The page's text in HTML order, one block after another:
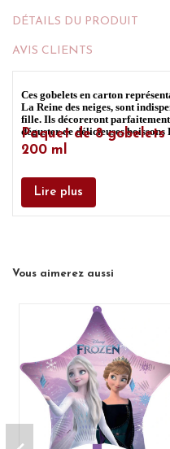
DÉTAILS DU PRODUIT
AVIS CLIENTS
Ces gobelets en carton
La Reine des neiges, sont
fille. Ils décoreront
déguster de délicieuses boissons
Paquet de 8 gobelets
200 ml
Lire plus
Vous aimerez aussi